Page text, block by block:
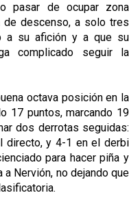
pasar de ocupar zona
de descenso, a solo tres
a su afición y a que su
complicado seguir la
octava posición en la
17 puntos, marcando 19
dos derrotas seguidas:
directo, y 4-1 en el derbi
para hacer piña y
Nervión, no dejando que